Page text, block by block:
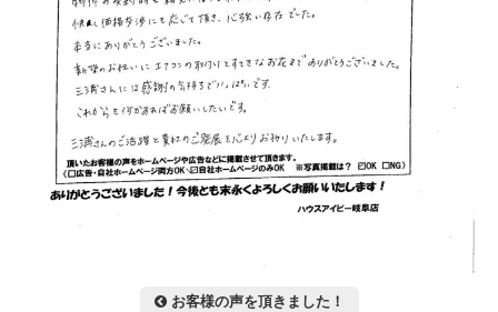
お客様の声を頂きました！